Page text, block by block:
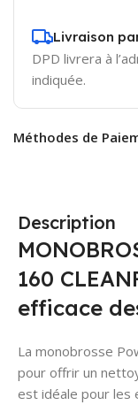
Livraison
DPD livrera à
indiquée.
Méthodes de
Description
160
efficace
La monobrosse
pour offrir un
est idéale pour les